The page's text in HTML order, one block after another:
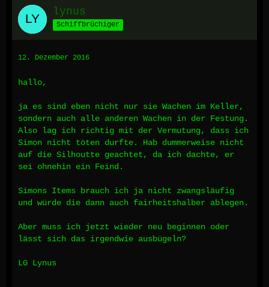
lynus
Schiffbrüchiger
12. Dezember 2016
hallo,
ja es sind eben nicht nur sie Wachen im Keller,
sondern auch alle anderen Wachen in der Festung.
Also lag ich richtig mit der Vermutung, dass ich
Simon nicht töten durfte. Hab dummerweise nicht
auf die Silhoutte geachtet, da ich dachte, er
sei ohnehin ein Feind.
Simons Items brauch ich ja nicht zwangsläufig
und würde die dann auch fairheitshalber ablegen.
Aber muss ich jetzt wieder neu beginnen oder
lässt sich das irgendwie ausbügeln?
LG Lynus